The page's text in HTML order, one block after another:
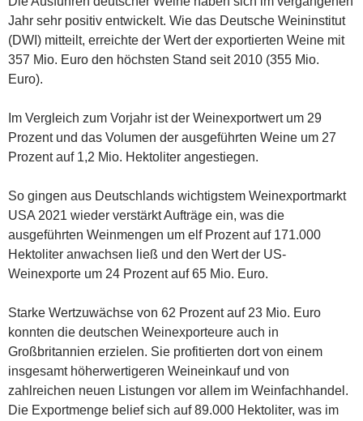
Jahr sehr positiv entwickelt. Wie das Deutsche Weininstitut
(DWI) mitteilt, erreichte der Wert der exportierten Weine mit
357 Mio. Euro den höchsten Stand seit 2010 (355 Mio.
Euro).
Im Vergleich zum Vorjahr ist der Weinexportwert um 29
Prozent und das Volumen der ausgeführten Weine um 27
Prozent auf 1,2 Mio. Hektoliter angestiegen.
So gingen aus Deutschlands wichtigstem Weinexportmarkt
USA 2021 wieder verstärkt Aufträge ein, was die
ausgeführten Weinmengen um elf Prozent auf 171.000
Hektoliter anwachsen ließ und den Wert der US-
Weinexporte um 24 Prozent auf 65 Mio. Euro.
Starke Wertzuwächse von 62 Prozent auf 23 Mio. Euro
konnten die deutschen Weinexporteure auch in
Großbritannien erzielen. Sie profitierten dort von einem
insgesamt höherwertigeren Weineinkauf und von
zahlreichen neuen Listungen vor allem im Weinfachhandel.
Die Exportmenge belief sich auf 89.000 Hektoliter, was im